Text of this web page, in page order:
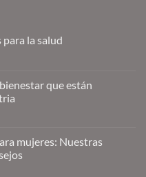
la salud
que están
mujeres: Nuestras